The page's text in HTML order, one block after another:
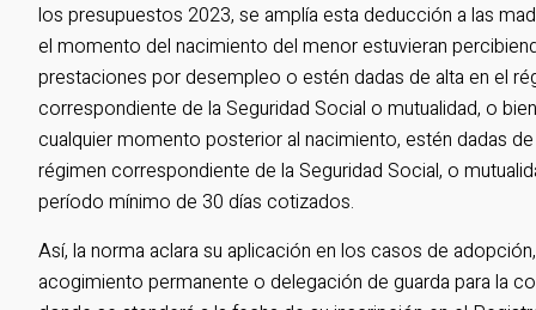
los presupuestos 2023, se amplía esta deducción a las
el momento del nacimiento del menor estuvieran
prestaciones por desempleo o estén dadas de alta en el
correspondiente de la Seguridad Social o mutualidad, o
cualquier momento posterior al nacimiento, estén dadas
régimen correspondiente de la Seguridad Social, o
período mínimo de 30 días cotizados.
Así, la norma aclara su aplicación en los casos de adopción,
acogimiento permanente o delegación de guarda para la